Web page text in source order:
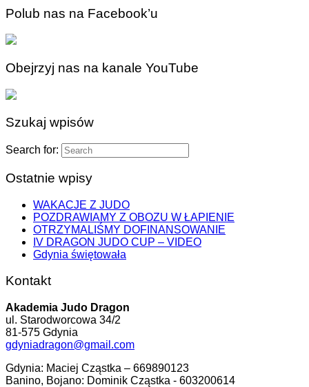
Polub nas na Facebook’u
Obejrzyj nas na kanale YouTube
Szukaj wpisów
Search for:
Ostatnie wpisy
WAKACJE Z JUDO
POZDRAWIAMY Z OBOZU W ŁAPIENIE
OTRZYMALIŚMY DOFINANSOWANIE
IV DRAGON JUDO CUP – VIDEO
Gdynia świętowała
Kontakt
Akademia Judo Dragon
ul. Starodworcowa 34/2
81-575 Gdynia
gdyniadragon@gmail.com
Gdynia: Maciej Cząstka – 669890123
Banino, Bojano: Dominik Cząstka - 603200614